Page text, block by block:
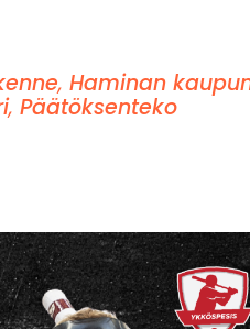
, Haminan
, Päätöksenteko